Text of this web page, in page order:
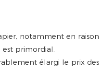
notamment en raison
primordial.
élargi le prix des